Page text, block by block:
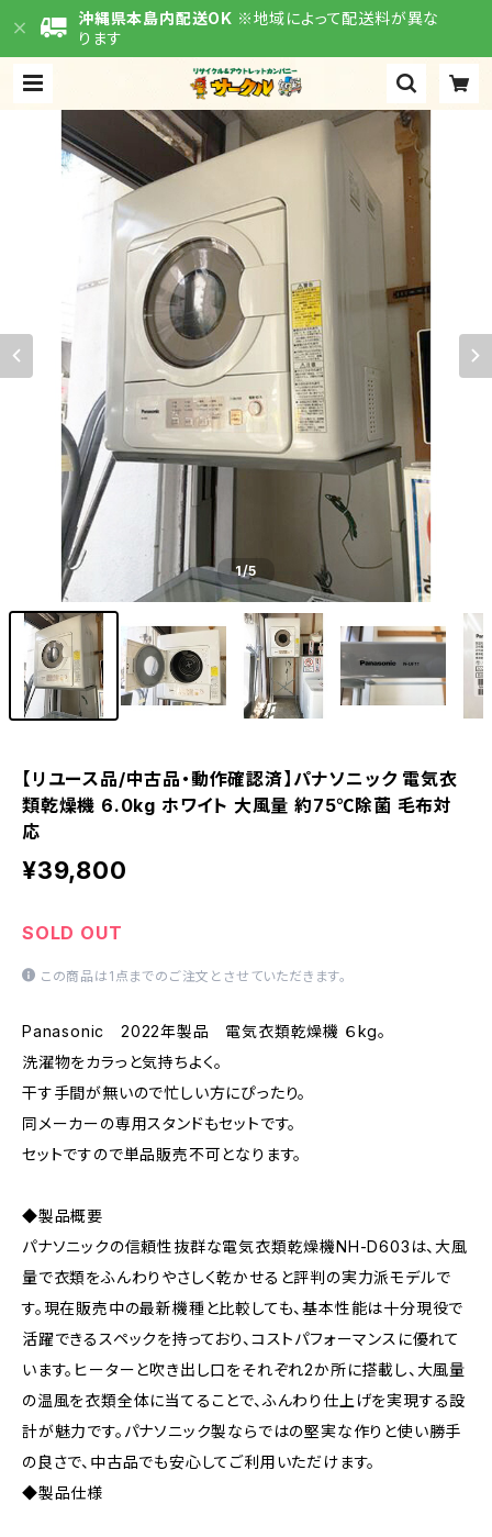
沖縄県本島内配送OK ※地域によって配送料が異な
ります
1/5
【リユース品/中古品・動作確認済】パナソニック 電気衣
類乾燥機 6.0kg ホワイト 大風量 約75℃除菌 毛布対
応
¥39,800
SOLD OUT
この商品は1点までのご注文とさせていただきます。
Panasonic 2022年製品 電気衣類乾燥機 ６kg。
洗濯物をカラっと気持ちよく。
干す手間が無いので忙しい方にぴったり。
同メーカーの専用スタンドもセットです。
セットですので単品販売不可となります。
◆製品概要
パナソニックの信頼性抜群な電気衣類乾燥機NH-D603は、大風
量で衣類をふんわりやさしく乾かせると評判の実力派モデルで
す。現在販売中の最新機種と比較しても、基本性能は十分現役で
活躍できるスペックを持っており、コストパフォーマンスに優れて
います。ヒーターと吹き出し口をそれぞれ2か所に搭載し、大風量
の温風を衣類全体に当てることで、ふんわり仕上げを実現する設
計が魅力です。パナソニック製ならではの堅実な作りと使い勝手
の良さで、中古品でも安心してご利用いただけます。
◆製品仕様